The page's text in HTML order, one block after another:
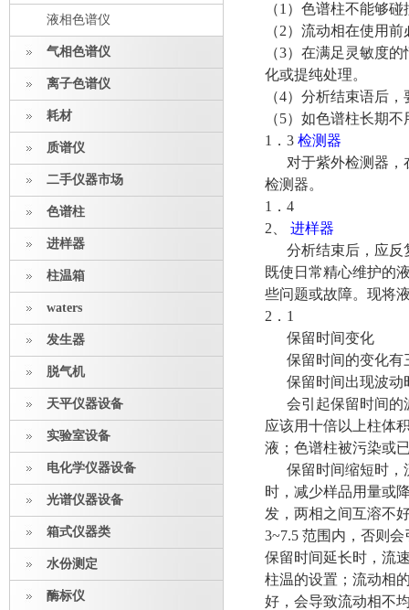
液相色谱仪
气相色谱仪
离子色谱仪
耗材
质谱仪
二手仪器市场
色谱柱
进样器
柱温箱
waters
发生器
脱气机
天平仪器设备
实验室设备
电化学仪器设备
光谱仪器设备
箱式仪器类
水份测定
酶标仪
（1）色谱柱不能够
（2）流动相在使用
（3）在满足灵敏度
化或提纯处理。
（4）分析结束语后
（5）如色谱柱长期
1．3 检测器
对于紫外检测器，
检测器。
1．4
2、 进样器
分析结束后，应反
既使日常精心维护的
些问题或故障。现将
2．1
保留时间变化
保留时间的变化有
保留时间出现波动
会引起保留时间的
应该用十倍以上柱体
液；色谱柱被污染或
保留时间缩短时，
时，减少样品用量或
发，两相之间互溶不
3~7.5 范围内，否则
保留时间延长时，流
柱温的设置；流动相
好，会导致流动相不